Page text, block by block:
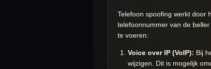
Telefoon spoofing werkt door
telefoonnummer van de
te voeren:
Voice over IP (VoIP): Bij
wijzigen. Dit is mogelijk